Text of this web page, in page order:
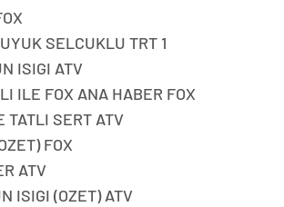
SELCUKLU TRT 1
ISIGI ATV
ILE FOX ANA HABER FOX
TATLI SERT ATV
FOX
ATV
ISIGI (OZET) ATV